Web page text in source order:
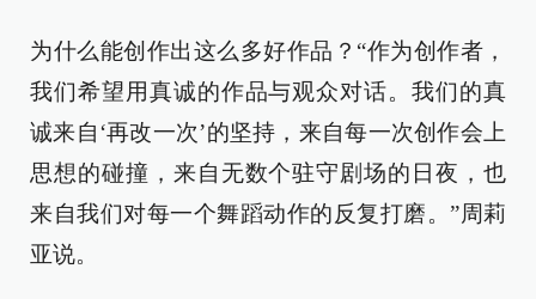
为什么能创作出这么多好作品？“作为创作者，
我们希望用真诚的作品与观众对话。我们的真
诚来自‘再改一次’的坚持，来自每一次创作会上
思想的碰撞，来自无数个驻守剧场的日夜，也
来自我们对每一个舞蹈动作的反复打磨。”周莉
亚说。